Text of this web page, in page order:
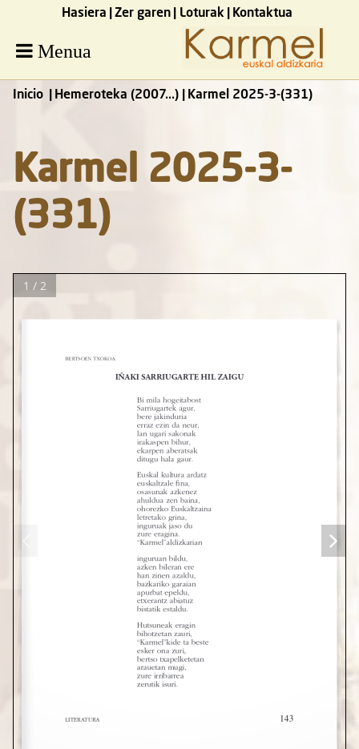
Hasiera Zer garen Loturak Kontaktua
Menua
Inicio Hemeroteka (2007...) Karmel 2025-3-(331)
Karmel 2025-3-
(331)
1 / 2